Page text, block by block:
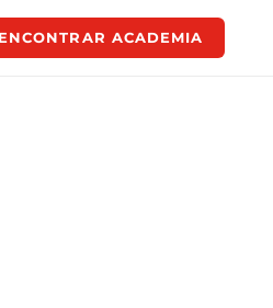
ENCONTRAR ACADEMIA